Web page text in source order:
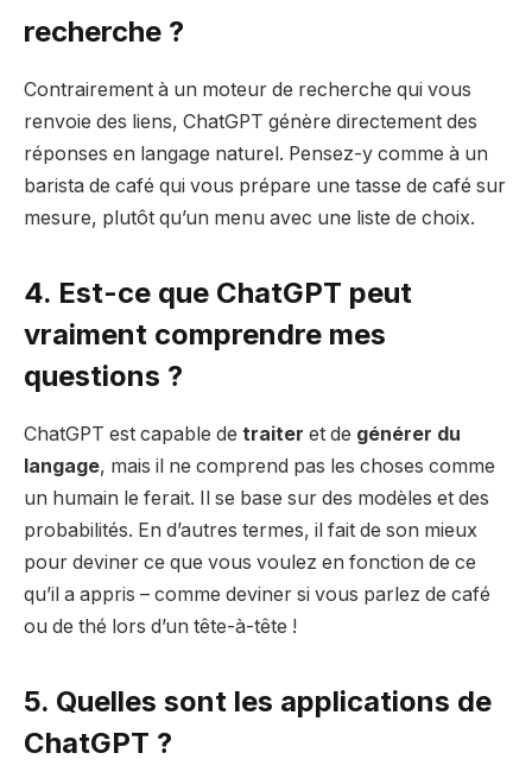
recherche ?
Contrairement à un moteur de recherche qui vous
renvoie des liens, ChatGPT génère directement des
réponses en langage naturel. Pensez-y comme à un
barista de café qui vous prépare une tasse de café sur
mesure, plutôt qu’un menu avec une liste de choix.
4. Est-ce que ChatGPT peut
vraiment comprendre mes
questions ?
ChatGPT est capable de traiter et de générer du
langage, mais il ne comprend pas les choses comme
un humain le ferait. Il se base sur des modèles et des
probabilités. En d’autres termes, il fait de son mieux
pour deviner ce que vous voulez en fonction de ce
qu’il a appris – comme deviner si vous parlez de café
ou de thé lors d’un tête-à-tête !
5. Quelles sont les applications de
ChatGPT ?